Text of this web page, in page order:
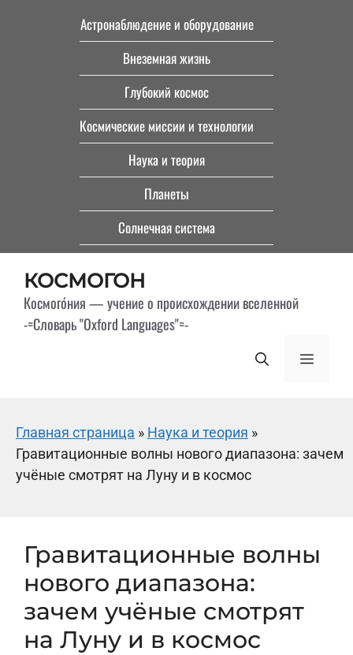
Астронаблюдение и оборудование
Внеземная жизнь
Глубокий космос
Космические миссии и технологии
Наука и теория
Планеты
Солнечная система
КОСМОГОН
Космого́ния — учение о происхождении вселенной
-=Словарь "Oxford Languages"=-
Меню
Главная страница » Наука и теория »
Гравитационные волны нового диапазона: зачем
учёные смотрят на Луну и в космос
Гравитационные волны
нового диапазона:
зачем учёные смотрят
на Луну и в космос